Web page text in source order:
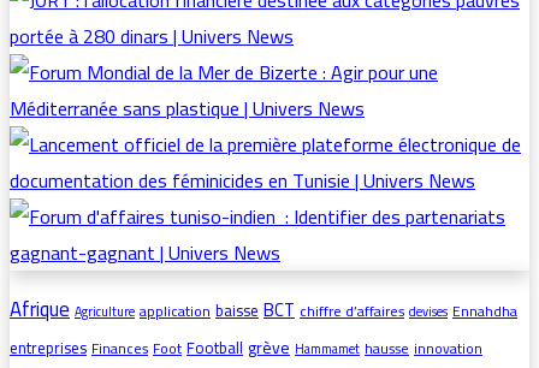
Afrique Agriculture applicationbaisseBCTchiffre d’affaires devises Ennahdha
entreprisesFinancesFootFootballgrève Hammamet hausseinnovation